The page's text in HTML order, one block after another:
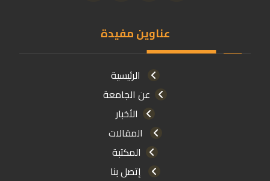
عناوين مفيدة
الرئيسية
عن الجامعة
الأخبار
المقالات
المكتبة
إتصل بنا